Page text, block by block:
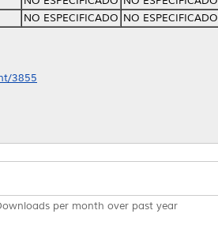
NO ESPECIFICADO NO ESPECIFICADO
3855
per month over past year